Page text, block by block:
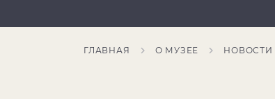
ГЛАВНАЯ О МУЗЕЕ НОВОСТИ